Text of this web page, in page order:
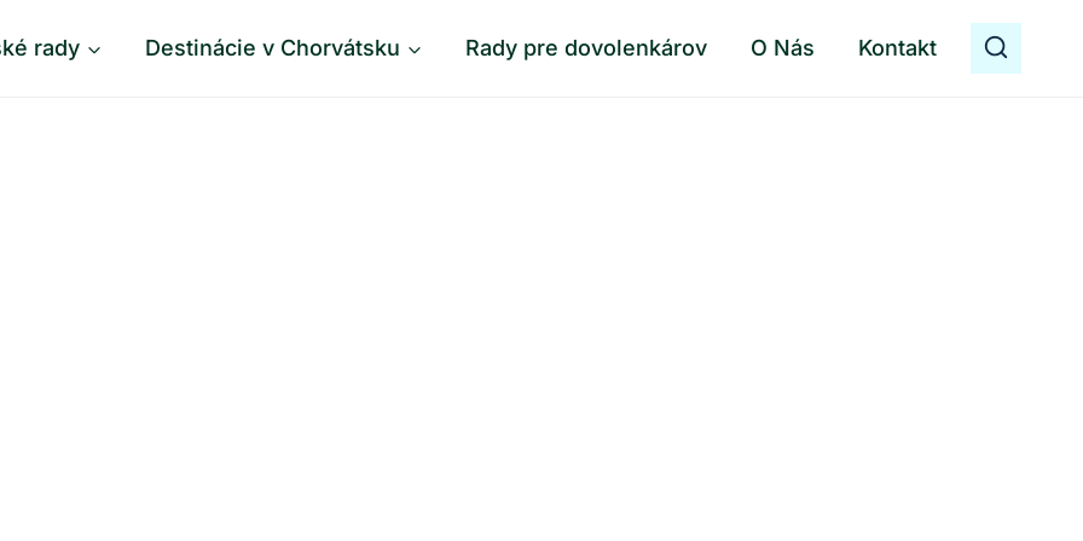
rady Destinácie v Chorvátsku Rady pre dovolenkárov O Nás Kontakt